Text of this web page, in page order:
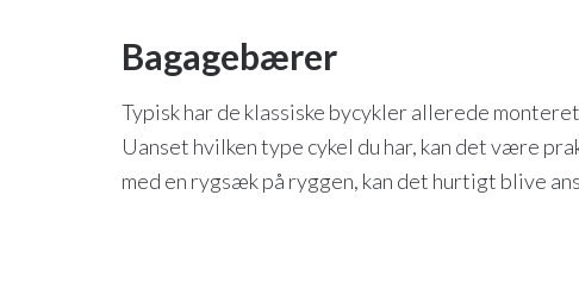
Bagagebærer
Typisk har de klassiske bycykler allerede
Uanset hvilken type cykel du har, kan det være
med en rygsæk på ryggen, kan det hurtigt blive